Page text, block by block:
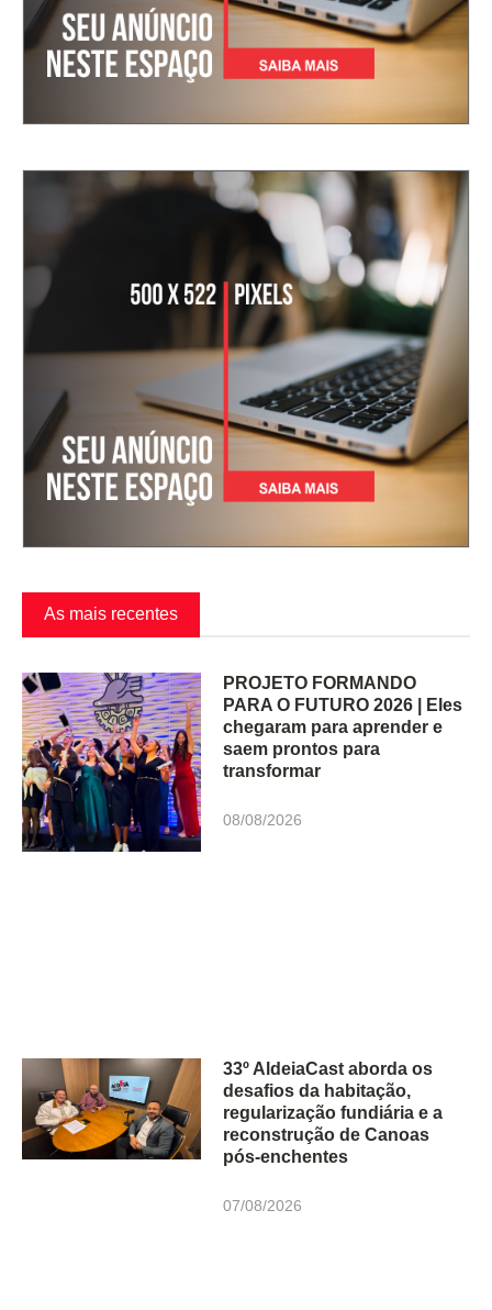
As mais recentes
PROJETO FORMANDO
PARA O FUTURO 2026 | Eles
chegaram para aprender e
saem prontos para
transformar
08/08/2026
33º AldeiaCast aborda os
desafios da habitação,
regularização fundiária e a
reconstrução de Canoas
pós-enchentes
07/08/2026